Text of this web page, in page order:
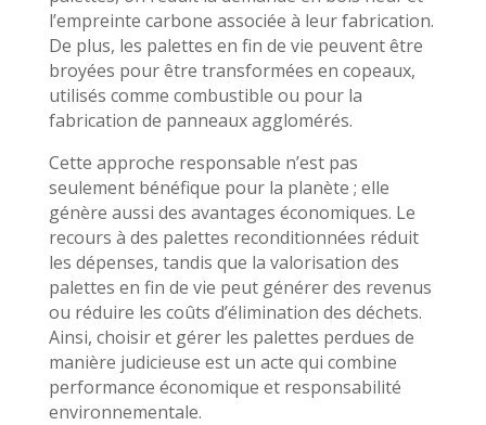
l’empreinte carbone associée à leur fabrication.
De plus, les palettes en fin de vie peuvent être
broyées pour être transformées en copeaux,
utilisés comme combustible ou pour la
fabrication de panneaux agglomérés.
Cette approche responsable n’est pas
seulement bénéfique pour la planète ; elle
génère aussi des avantages économiques. Le
recours à des palettes reconditionnées réduit
les dépenses, tandis que la valorisation des
palettes en fin de vie peut générer des revenus
ou réduire les coûts d’élimination des déchets.
Ainsi, choisir et gérer les palettes perdues de
manière judicieuse est un acte qui combine
performance économique et responsabilité
environnementale.